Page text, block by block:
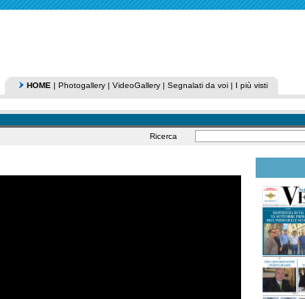
HOME | Photogallery | VideoGallery | Segnalati da voi | I più visti
Ricerca